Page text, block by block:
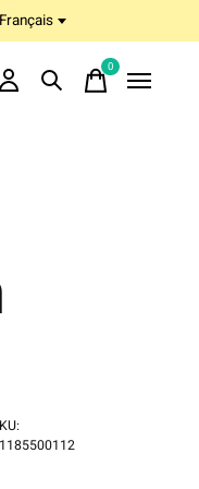
Français
0items